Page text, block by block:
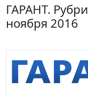
ГАРАНТ.
ноября 2016